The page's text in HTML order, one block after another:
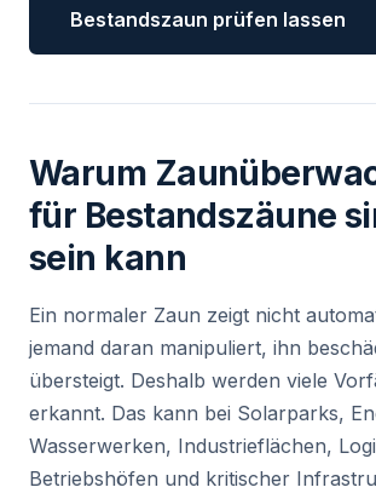
Bestandszaun prüfen lassen
Warum
für Bestandszäune
sein kann
Ein normaler Zaun zeigt nicht
jemand daran manipuliert, ihn
übersteigt. Deshalb werden viele
erkannt. Das kann bei Solarparks,
Wasserwerken, Industrieflächen,
Betriebshöfen und kritischer